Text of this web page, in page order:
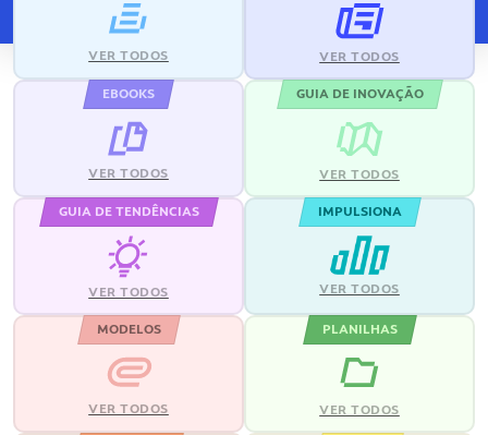
VER TODOS VER TODOS
EBOOKS
VER TODOS
GUIA DE INOVAÇÃO
VER TODOS
GUIA DE TENDÊNCIAS
VER TODOS
IMPULSIONA
VER TODOS
MODELOS
VER TODOS
PLANILHAS
VER TODOS